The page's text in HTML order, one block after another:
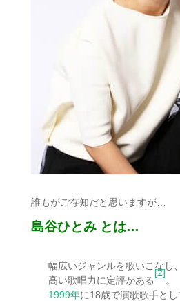
誰もがご存知だと思いますが…
島谷ひとみ とは…
幅広いジャンルを歌いこなし
高い歌唱力に定評がある
[2]
。
1999年に18歳で演歌歌手と